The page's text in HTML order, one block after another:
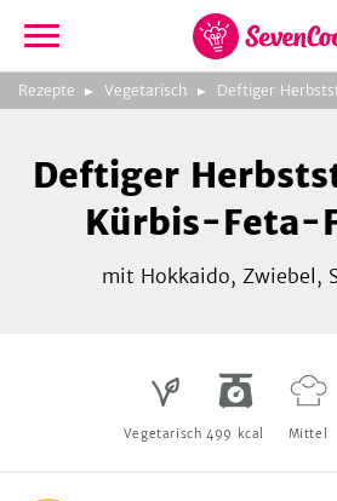
zur
Startseite
Rezepte Vegetarisch
Bild
3
zeigen
Deftiger
Kürbis-Feta-
mit Hokkaido, Zwiebel,
Vegetarisch 499 kcal Mittel